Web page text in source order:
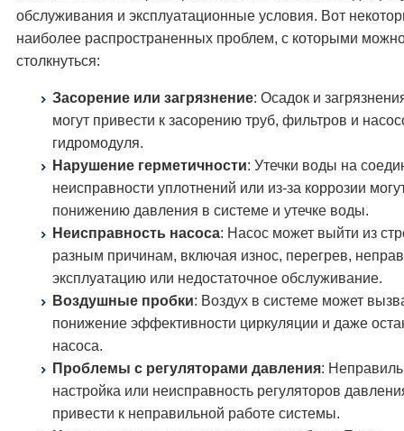
обслуживания и эксплуатационные условия. Вот
наиболее распространенных проблем, с которыми
столкнуться:
Засорение или загрязнение: Осадок и
могут привести к засорению труб, фильтров и
гидромодуля.
Нарушение герметичности: Утечки воды на
неисправности уплотнений или из-за коррозии
понижению давления в системе и утечке воды.
Неисправность насоса: Насос может выйти из
разным причинам, включая износ, перегрев,
эксплуатацию или недостаточное обслуживание.
Воздушные пробки: Воздух в системе может
понижение эффективности циркуляции и даже
насоса.
Проблемы с регуляторами давления:
настройка или неисправность регуляторов
привести к неправильной работе системы.